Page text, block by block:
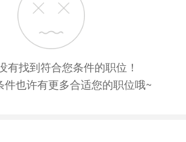
有找到符合您条件的职位！
件也许有更多合适您的职位哦~